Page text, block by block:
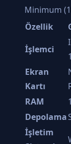
Minimum
Özellik
İşlemci
Ekran
Kartı
RAM
Depolama
İşletim